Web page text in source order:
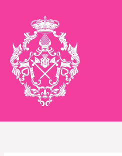
contenido